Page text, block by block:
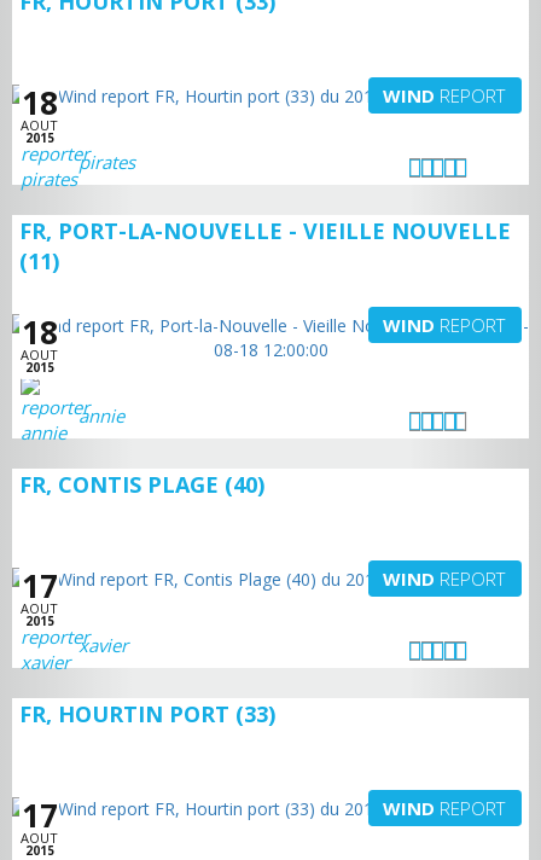
18
AOUT
2015
WIND REPORT
pirates
FR, PORT-LA-NOUVELLE - VIEILLE NOUVELLE
(11)
18
AOUT
2015
WIND REPORT
annie
FR, CONTIS PLAGE (40)
17
AOUT
2015
WIND REPORT
xavier
FR, HOURTIN PORT (33)
17
AOUT
2015
WIND REPORT